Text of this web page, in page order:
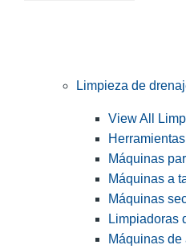
Limpieza de
View All
Máquinas
Máquinas a
Máquinas
Limpiadoras
Máquinas de